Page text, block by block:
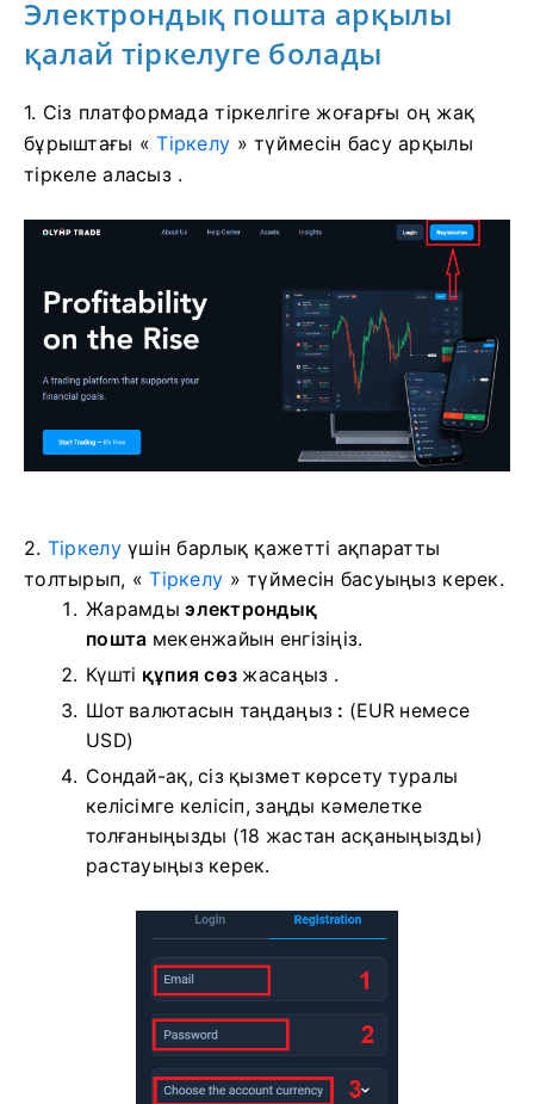
Электрондық пошта арқылы
қалай тіркелуге болады
1. Сіз платформада тіркелгіге жоғарғы оң жақ
бұрыштағы «Тіркелу » түймесін басу арқылы
тіркеле аласыз .
2. Тіркелуүшін барлық қажетті ақпаратты
толтырып, «Тіркелу » түймесін басуыңыз керек.
Жарамдыэлектрондық
пошта мекенжайын енгізіңіз.
Күшті құпия сөз жасаңыз .
Шот валютасын таңдаңыз : (EUR немесе
USD)
Сондай-ақ, сіз қызмет көрсету туралы
келісімге келісіп, заңды кәмелетке
толғаныңызды (18 жастан асқаныңызды)
растауыңыз керек.